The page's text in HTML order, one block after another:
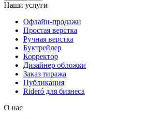
Наши услуги
Офлайн-продажи
Простая верстка
Ручная верстка
Буктрейлер
Корректор
Дизайнер обложки
Заказ тиража
Публикация
Rideró для бизнеса
О нас